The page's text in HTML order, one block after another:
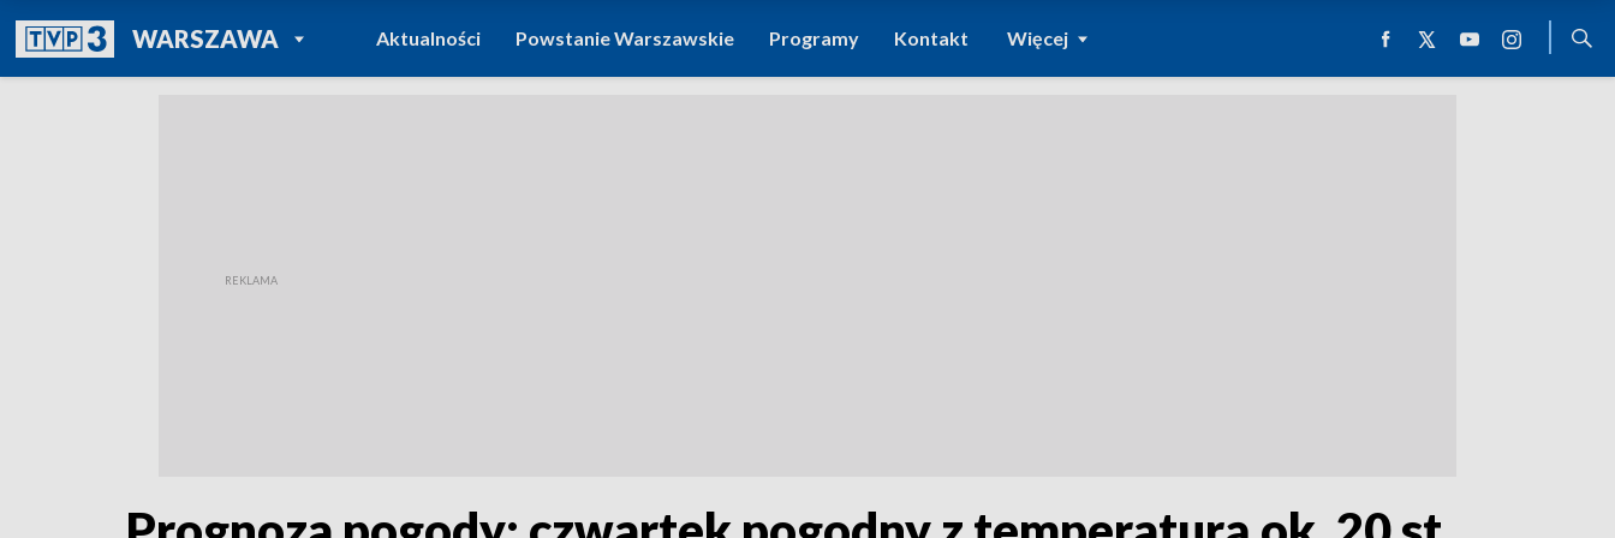
WARSZAWAPOWRÓT DO
TVP REGIONY
Aktualności Powstanie Warszawskie Programy Kontakt Więcej